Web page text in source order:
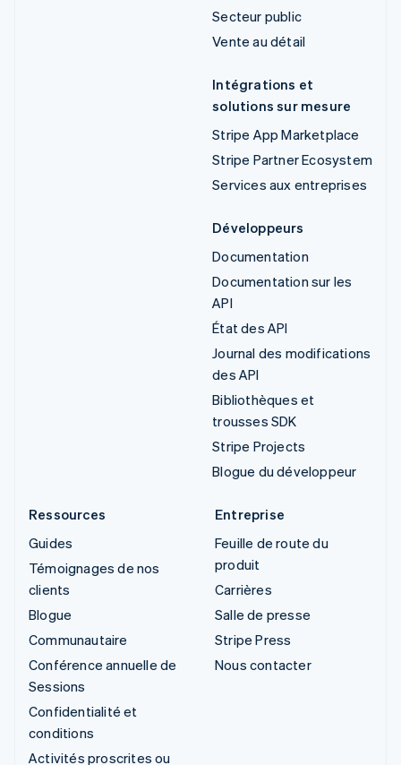
Secteur public
Vente au détail
Intégrations et
solutions sur mesure
Stripe App Marketplace
Stripe Partner Ecosystem
Services aux entreprises
Développeurs
Documentation
Documentation sur les
API
État des API
Journal des modifications
des API
Bibliothèques et
trousses SDK
Stripe Projects
Blogue du développeur
Ressources
Guides
Témoignages de nos
clients
Blogue
Communautaire
Conférence annuelle de
Sessions
Confidentialité et
conditions
Activités proscrites ou
Entreprise
Feuille de route du
produit
Carrières
Salle de presse
Stripe Press
Nous contacter